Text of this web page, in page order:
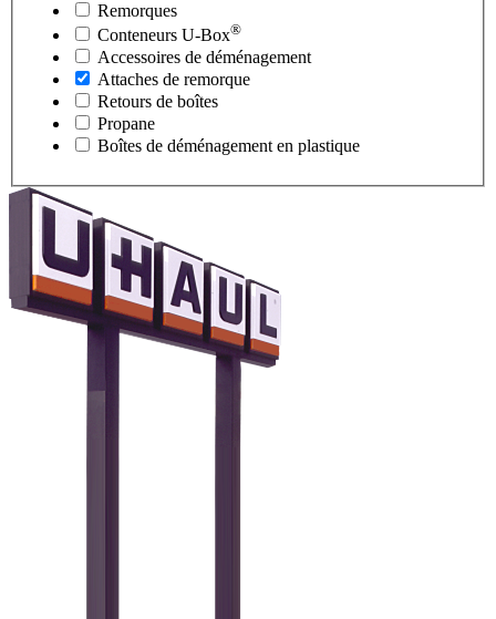
Remorques
Conteneurs U-Box®
Accessoires de déménagement
Attaches de remorque
Retours de boîtes
Propane
Boîtes de déménagement en plastique